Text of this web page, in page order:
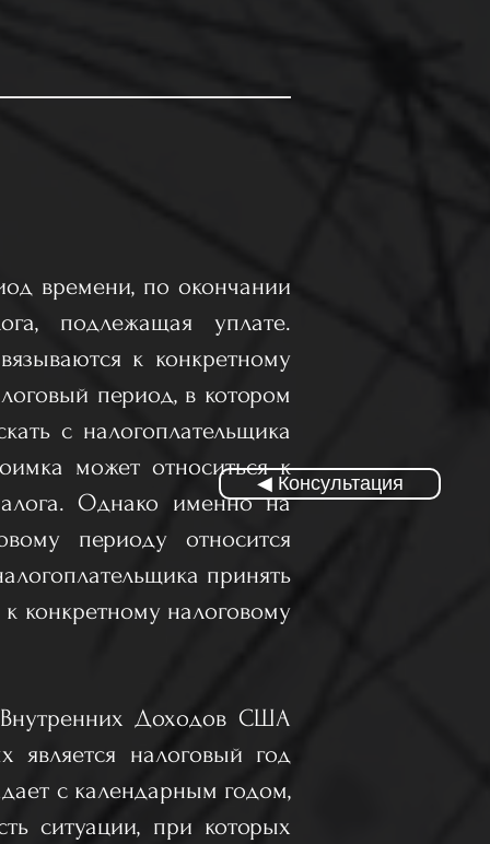
◀ Консультация
времени, по окончании
подлежащая уплате.
к конкретному
период, в котором
с налогоплательщика
может относиться к
Однако именно на
периоду относится
принять
конкретному налоговому
Доходов США
является налоговый год
с календарным годом,
ситуации, при которых